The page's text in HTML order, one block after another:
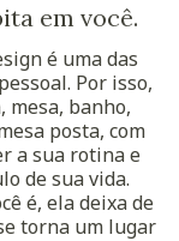
em você.
é uma das
Por isso,
mesa, banho,
posta, com
a sua rotina e
de sua vida.
é, ela deixa de
torna um lugar